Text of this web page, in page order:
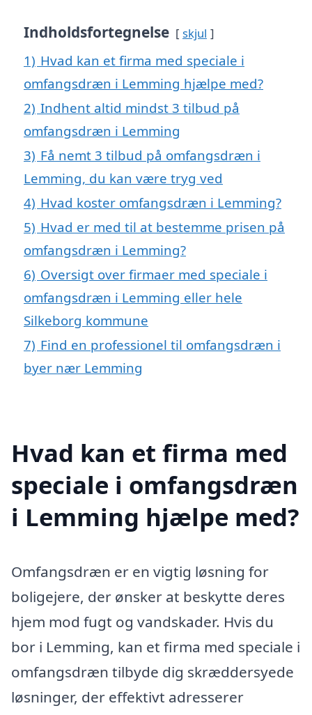
Indholdsfortegnelse skjul
1) Hvad kan et firma med speciale i
omfangsdræn i Lemming hjælpe med?
2) Indhent altid mindst 3 tilbud på
omfangsdræn i Lemming
3) Få nemt 3 tilbud på omfangsdræn i
Lemming, du kan være tryg ved
4) Hvad koster omfangsdræn i Lemming?
5) Hvad er med til at bestemme prisen på
omfangsdræn i Lemming?
6) Oversigt over firmaer med speciale i
omfangsdræn i Lemming eller hele
Silkeborg kommune
7) Find en professionel til omfangsdræn i
byer nær Lemming
Hvad kan et firma med
speciale i omfangsdræn
i Lemming hjælpe med?
Omfangsdræn er en vigtig løsning for
boligejere, der ønsker at beskytte deres
hjem mod fugt og vandskader. Hvis du
bor i Lemming, kan et firma med speciale i
omfangsdræn tilbyde dig skræddersyede
løsninger, der effektivt adresserer